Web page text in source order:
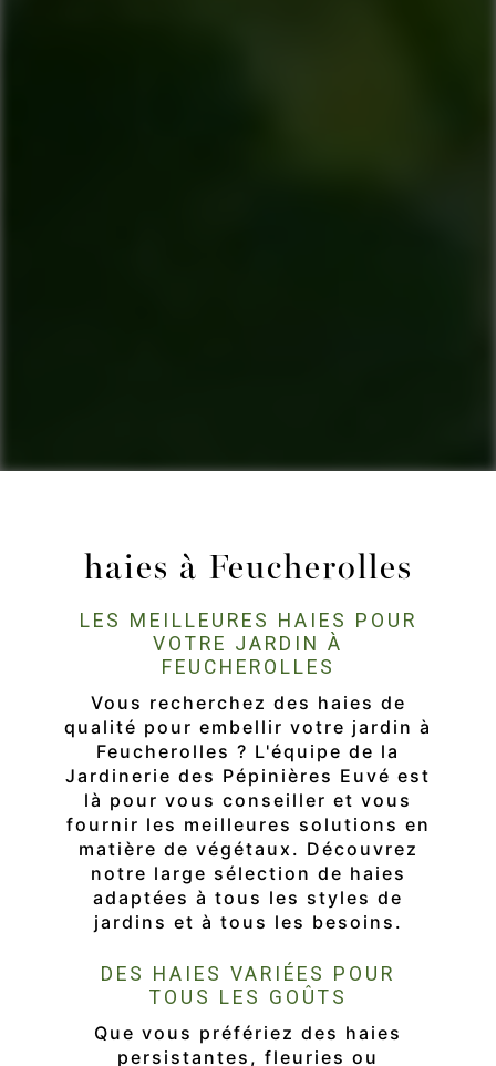
haies à Feucherolles
LES MEILLEURES HAIES POUR
VOTRE JARDIN À
FEUCHEROLLES
Vous recherchez des haies de
qualité pour embellir votre jardin à
Feucherolles ? L'équipe de la
Jardinerie des Pépinières Euvé est
là pour vous conseiller et vous
fournir les meilleures solutions en
matière de végétaux. Découvrez
notre large sélection de haies
adaptées à tous les styles de
jardins et à tous les besoins.
DES HAIES VARIÉES POUR
TOUS LES GOÛTS
Que vous préfériez des haies
persistantes, fleuries ou